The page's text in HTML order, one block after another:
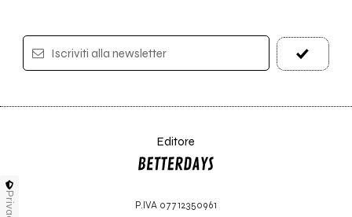
Iscriviti alla newsletter
Editore
P.IVA 07712350961
Privacy